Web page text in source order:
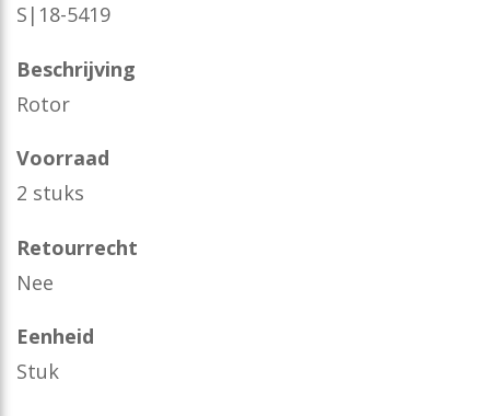
S|18-5419
Beschrijving
Rotor
Voorraad
2 stuks
Retourrecht
Nee
Eenheid
Stuk